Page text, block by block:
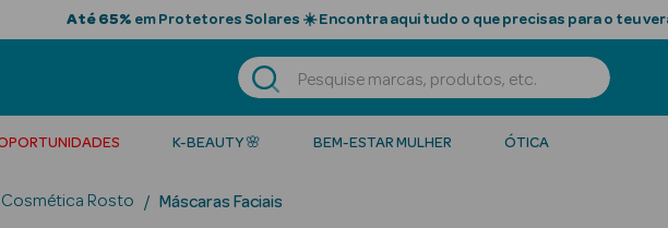
Até 65% em Protetores Solares ☀️ Encontra aqui tudo o que precisas para o teu
K-BEAUTY 🌸 BEM-ESTAR MULHER ÓTICA
Cosmética Rosto Máscaras Faciais